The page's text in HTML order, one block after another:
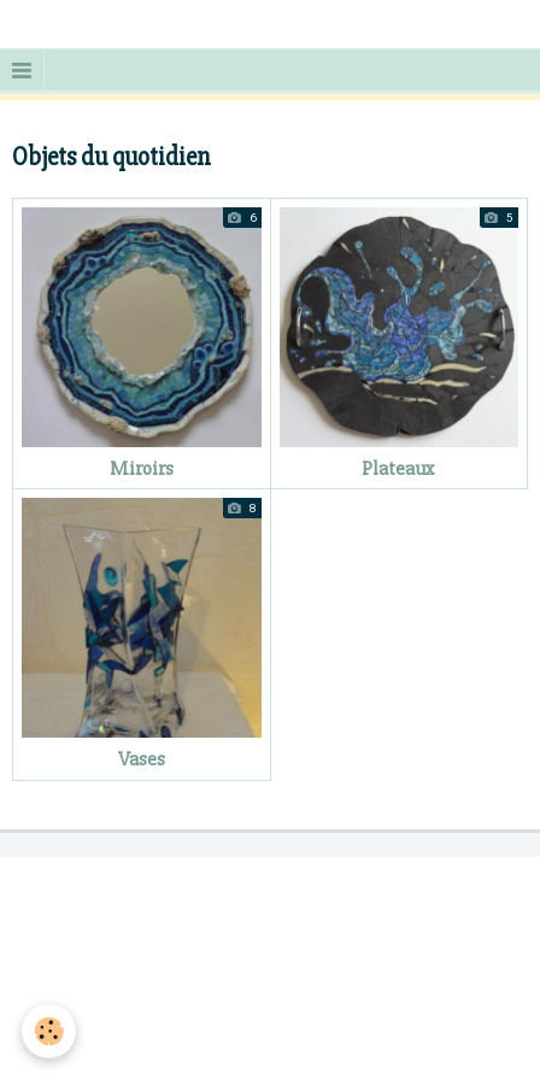
Objets du quotidien
6
Miroirs
5
Plateaux
8
Vases